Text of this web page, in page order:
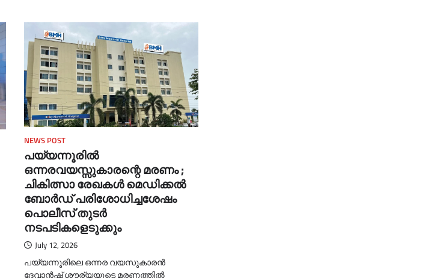
NEWS POST
പയ്യന്നൂരില്‍
ഒന്നരവയസ്സുകാരന്റെ മരണം ;
ചികിത്സാ രേഖകള്‍ മെഡിക്കല്‍
ബോര്‍ഡ് പരിശോധിച്ചശേഷം
പൊലീസ് തുടര്‍
നടപടികളെടുക്കും
July 12, 2026
പയ്യന്നൂരിലെ ഒന്നര വയസുകാരന്‍
ദേവാന്‍ഷ് ശൗര്യയുടെ മരണത്തില്‍